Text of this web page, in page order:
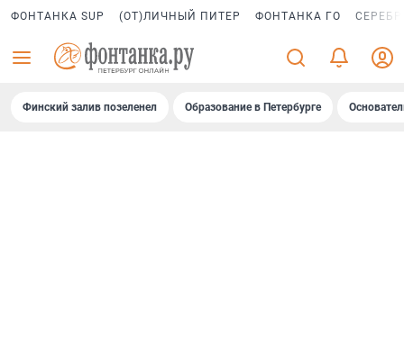
ФОНТАНКА SUP (ОТ)ЛИЧНЫЙ ПИТЕР ФОНТАНКА ГО
Финский залив позеленел Образование в Петербурге